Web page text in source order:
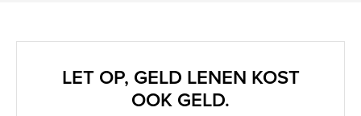
LET OP, GELD LENEN KOST
OOK GELD.